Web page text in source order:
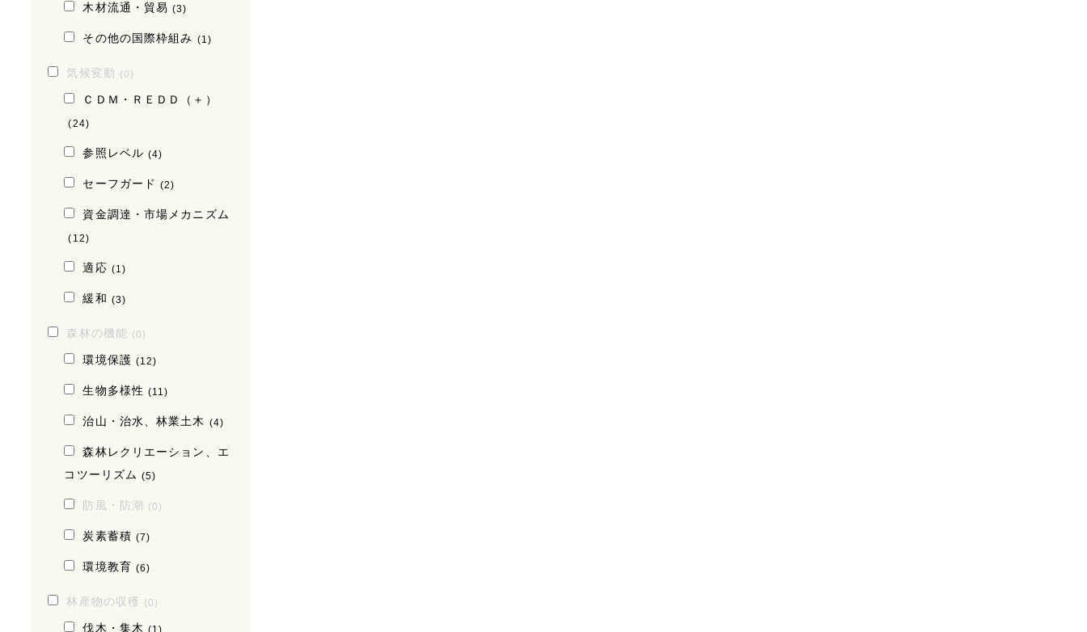
木材流通・貿易 (3)
その他の国際枠組み (1)
気候変動 (0)
ＣＤＭ・ＲＥＤＤ（＋）
(24)
参照レベル (4)
セーフガード (2)
資金調達・市場メカニズム
(12)
適応 (1)
緩和 (3)
森林の機能 (0)
環境保護 (12)
生物多様性 (11)
治山・治水、林業土木 (4)
森林レクリエーション、エ
コツーリズム (5)
防風・防潮 (0)
炭素蓄積 (7)
環境教育 (6)
林産物の収穫 (0)
伐木・集木 (1)